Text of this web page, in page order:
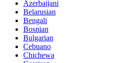
Azerbaijani
Belarusian
Bengali
Bosnian
Bulgarian
Cebuano
Chichewa